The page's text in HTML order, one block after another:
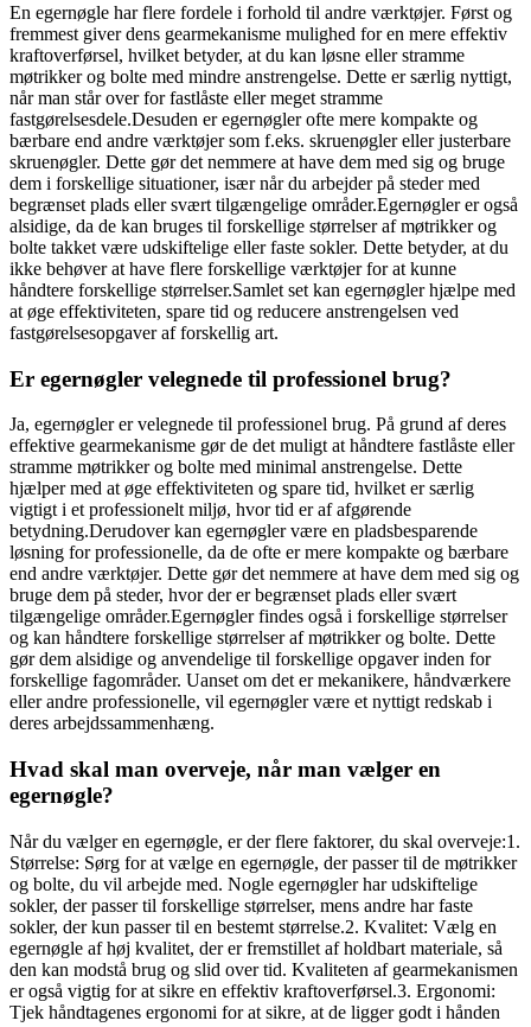
En egernøgle har flere fordele i forhold til andre værktøjer. Først og
fremmest giver dens gearmekanisme mulighed for en mere effektiv
kraftoverførsel, hvilket betyder, at du kan løsne eller stramme
møtrikker og bolte med mindre anstrengelse. Dette er særlig nyttigt,
når man står over for fastlåste eller meget stramme
fastgørelsesdele.Desuden er egernøgler ofte mere kompakte og
bærbare end andre værktøjer som f.eks. skruenøgler eller justerbare
skruenøgler. Dette gør det nemmere at have dem med sig og bruge
dem i forskellige situationer, især når du arbejder på steder med
begrænset plads eller svært tilgængelige områder.Egernøgler er også
alsidige, da de kan bruges til forskellige størrelser af møtrikker og
bolte takket være udskiftelige eller faste sokler. Dette betyder, at du
ikke behøver at have flere forskellige værktøjer for at kunne
håndtere forskellige størrelser.Samlet set kan egernøgler hjælpe med
at øge effektiviteten, spare tid og reducere anstrengelsen ved
fastgørelsesopgaver af forskellig art.
Er egernøgler velegnede til professionel brug?
Ja, egernøgler er velegnede til professionel brug. På grund af deres
effektive gearmekanisme gør de det muligt at håndtere fastlåste eller
stramme møtrikker og bolte med minimal anstrengelse. Dette
hjælper med at øge effektiviteten og spare tid, hvilket er særlig
vigtigt i et professionelt miljø, hvor tid er af afgørende
betydning.Derudover kan egernøgler være en pladsbesparende
løsning for professionelle, da de ofte er mere kompakte og bærbare
end andre værktøjer. Dette gør det nemmere at have dem med sig og
bruge dem på steder, hvor der er begrænset plads eller svært
tilgængelige områder.Egernøgler findes også i forskellige størrelser
og kan håndtere forskellige størrelser af møtrikker og bolte. Dette
gør dem alsidige og anvendelige til forskellige opgaver inden for
forskellige fagområder. Uanset om det er mekanikere, håndværkere
eller andre professionelle, vil egernøgler være et nyttigt redskab i
deres arbejdssammenhæng.
Hvad skal man overveje, når man vælger en
egernøgle?
Når du vælger en egernøgle, er der flere faktorer, du skal overveje:1.
Størrelse: Sørg for at vælge en egernøgle, der passer til de møtrikker
og bolte, du vil arbejde med. Nogle egernøgler har udskiftelige
sokler, der passer til forskellige størrelser, mens andre har faste
sokler, der kun passer til en bestemt størrelse.2. Kvalitet: Vælg en
egernøgle af høj kvalitet, der er fremstillet af holdbart materiale, så
den kan modstå brug og slid over tid. Kvaliteten af gearmekanismen
er også vigtig for at sikre en effektiv kraftoverførsel.3. Ergonomi:
Tjek håndtagenes ergonomi for at sikre, at de ligger godt i hånden